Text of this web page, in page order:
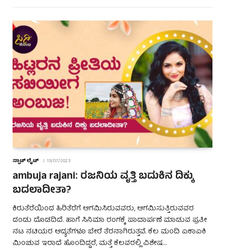
ಸ್ಪಾಟ್ ಲೈಟ್ 15/07/2023
ambuja rajani: ರಜನಿಯ ವೃತ್ತಿ ಬದುಕಿನ ದಿಕ್ಕು
ಬದಲಾದೀತಾ?
ಕಿರುತೆರೆಯಿಂದ ಹಿರಿತೆರೆಗೆ ಆಗಮಿಸಿರುವವರು, ಆಗಮಿಸುತ್ತಿರುವವರ
ದಂಡು ದೊಡದಿದೆ. ಹಾಗೆ ಸಿನಿಮಾ ರಂಗಕ್ಕೆ ಪಾದಾರ್ಪಣೆ ಮಾಡುವ ಪ್ರತೀ
ನಟ ನಟಿಯರ ಆದ್ಯತೆಗಳೂ ಬೇರೆ ತೆರನಾಗಿರುತ್ತವೆ. ಕೆಲ ಮಂದಿ ಏಕಾಏಕಿ
ಮಿಂಚುವ ಇರಾದೆ ಹೊಂದಿದ್ದರೆ, ಮತ್ತೆ ಕೆಲವರಲ್ಲಿ ವಿಶೇಷ…